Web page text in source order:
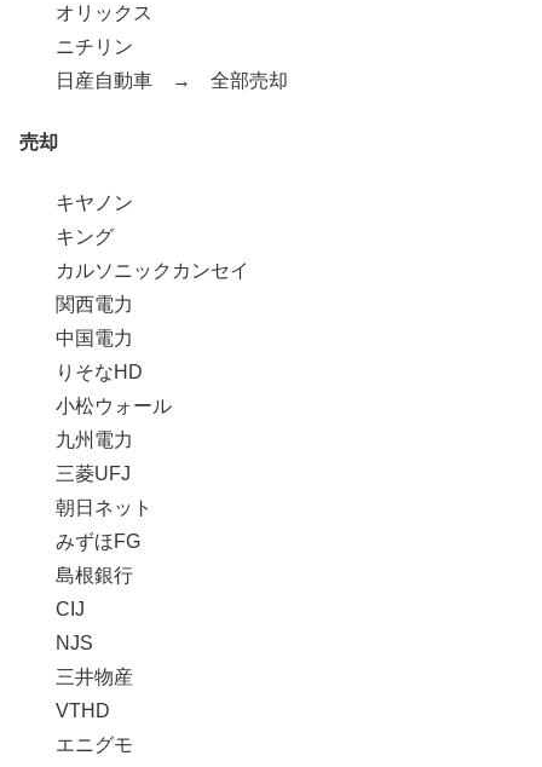
オリックス
ニチリン
日産自動車 → 全部売却
売却
キヤノン
キング
カルソニックカンセイ
関西電力
中国電力
りそなHD
小松ウォール
九州電力
三菱UFJ
朝日ネット
みずほFG
島根銀行
CIJ
NJS
三井物産
VTHD
エニグモ